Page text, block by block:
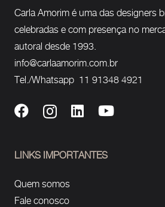
Carla Amorim é uma das designers
celebradas e com presença no
autoral desde 1993.
info@carlaamorim.com.br
Tel./Whatsapp 11 91348 4921
LINKS IMPORTANTES
Quem somos
Fale conosco